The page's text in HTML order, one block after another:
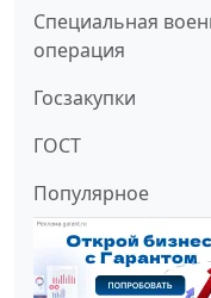
Специальная
операция
Госзакупки
ГОСТ
Популярное